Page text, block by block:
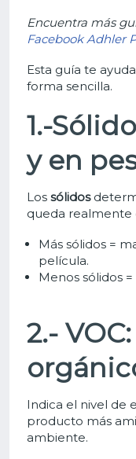
Encuentra más
Facebook Adhler
Esta guía te
forma sencilla.
1.-
y en
Los sólidos
queda realmente
Más sólidos =
película.
Menos sólidos
2.-
Indica el nivel de
producto más
ambiente.